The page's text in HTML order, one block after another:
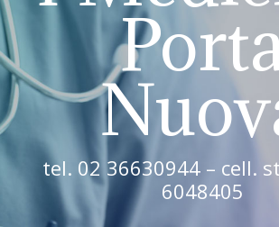
tel. 02 36630944 – cell.
6048405